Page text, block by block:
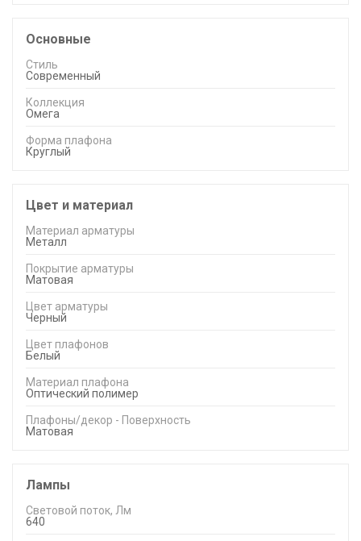
Основные
Стиль
Современный
Коллекция
Омега
Форма плафона
Круглый
Цвет и материал
Материал арматуры
Металл
Покрытие арматуры
Матовая
Цвет арматуры
Черный
Цвет плафонов
Белый
Материал плафона
Оптический полимер
Плафоны/декор - Поверхность
Матовая
Лампы
Световой поток, Лм
640